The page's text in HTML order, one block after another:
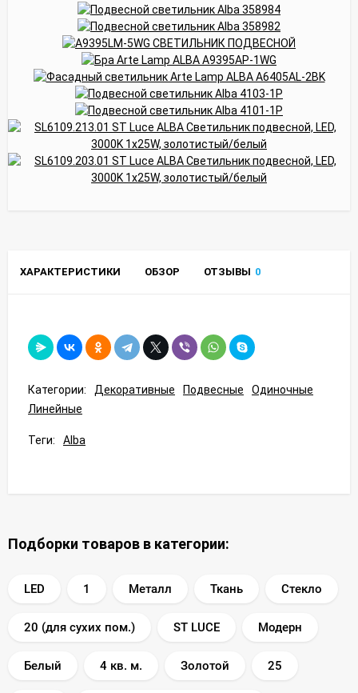
ХАРАКТЕРИСТИКИ ОБЗОР ОТЗЫВЫ 0
Категории: Декоративные Подвесные
Одиночные
Линейные
Теги: Alba
Подборки товаров в категории:
LED 1 Металл Ткань Стекло
20 (для сухих пом.) ST LUCE Модерн
Белый 4 кв. м. Золотой 25